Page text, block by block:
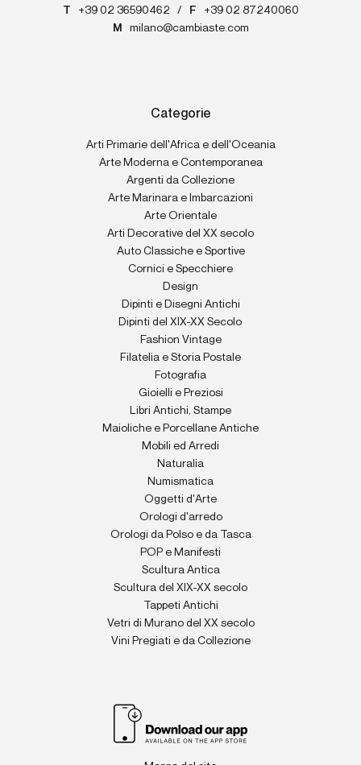
T
+39 02 36590462 / F
+39 02 87240060
M
milano@cambiaste.com
Categorie
Arti Primarie dell'Africa e dell'Oceania
Arte Moderna e Contemporanea
Argenti da Collezione
Arte Marinara e Imbarcazioni
Arte Orientale
Arti Decorative del XX secolo
Auto Classiche e Sportive
Cornici e Specchiere
Design
Dipinti e Disegni Antichi
Dipinti del XIX-XX Secolo
Fashion Vintage
Filatelia e Storia Postale
Fotografia
Gioielli e Preziosi
Libri Antichi, Stampe
Maioliche e Porcellane Antiche
Mobili ed Arredi
Naturalia
Numismatica
Oggetti d'Arte
Orologi d'arredo
Orologi da Polso e da Tasca
POP e Manifesti
Scultura Antica
Scultura del XIX-XX secolo
Tappeti Antichi
Vetri di Murano del XX secolo
Vini Pregiati e da Collezione